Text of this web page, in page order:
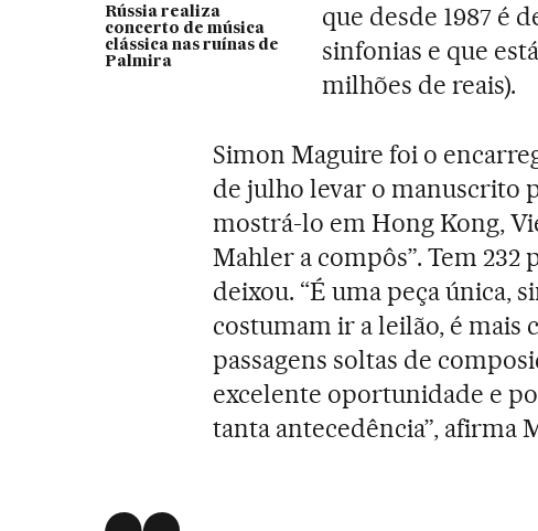
Rússia realiza
concerto de música
clássica nas ruínas de
Palmira
que desde 1987 é
sinfonias e que
milhões de reais).
Simon Maguire foi o
de julho levar o manuscrito
mostrá-lo em Hong Kong,
Mahler a compôs”. Tem 232
deixou. “É uma peça única,
costumam ir a leilão, é
passagens soltas de
excelente oportunidade e
tanta antecedência”, afirma